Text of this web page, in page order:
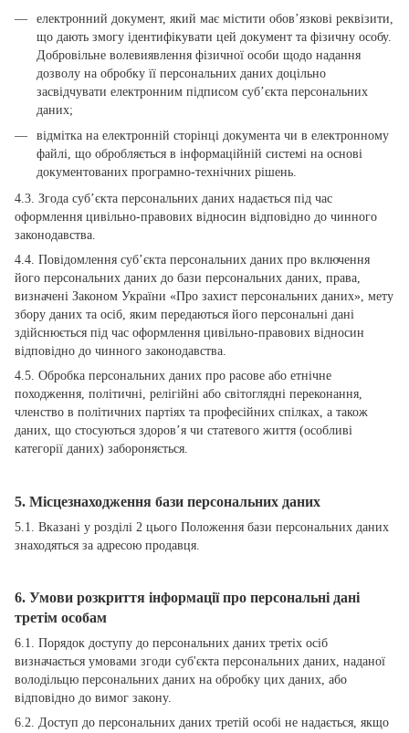
електронний документ, який має містити обов’язкові реквізити,
що дають змогу ідентифікувати цей документ та фізичну особу.
Добровільне волевиявлення фізичної особи щодо надання
дозволу на обробку її персональних даних доцільно
засвідчувати електронним підписом суб’єкта персональних
даних;
відмітка на електронній сторінці документа чи в електронному
файлі, що обробляється в інформаційній системі на основі
документованих програмно-технічних рішень.
4.3. Згода суб’єкта персональних даних надається під час
оформлення цивільно-правових відносин відповідно до чинного
законодавства.
4.4. Повідомлення суб’єкта персональних даних про включення
його персональних даних до бази персональних даних, права,
визначені Законом України «Про захист персональних даних», мету
збору даних та осіб, яким передаються його персональні дані
здійснюється під час оформлення цивільно-правових відносин
відповідно до чинного законодавства.
4.5. Обробка персональних даних про расове або етнічне
походження, політичні, релігійні або світоглядні переконання,
членство в політичних партіях та професійних спілках, а також
даних, що стосуються здоров’я чи статевого життя (особливі
категорії даних) забороняється.
5. Місцезнаходження бази персональних даних
5.1. Вказані у розділі 2 цього Положення бази персональних даних
знаходяться за адресою продавця.
6. Умови розкриття інформації про персональні дані
третім особам
6.1. Порядок доступу до персональних даних третіх осіб
визначається умовами згоди суб'єкта персональних даних, наданої
володільцю персональних даних на обробку цих даних, або
відповідно до вимог закону.
6.2. Доступ до персональних даних третій особі не надається, якщо